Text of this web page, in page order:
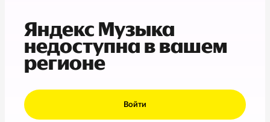
Яндекс Музыка
недоступна в вашем
регионе
Войти